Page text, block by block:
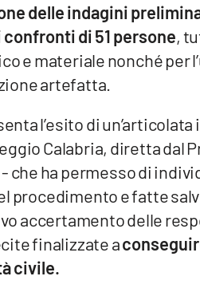
delle indagini
di 51 persone,
e materiale nonché per
artefatta.
l’esito di
Calabria, diretta dal
che ha permesso di
procedimento e fatte
accertamento delle
finalizzate a
civile.